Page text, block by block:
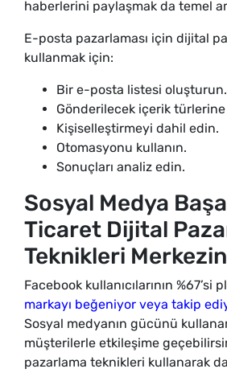
haberlerini paylaşmak da temel
E-posta pazarlaması için dijital
kullanmak için:
Bir e-posta listesi oluşturun.
Gönderilecek içerik
Kişiselleştirmeyi dahil edin.
Otomasyonu kullanın.
Sonuçları analiz edin.
Sosyal Medya
Ticaret Dijital
Teknikleri
Facebook kullanıcılarının %67’si
markayı beğeniyor veya takip
Sosyal medyanın gücünü
müşterilerle etkileşime
pazarlama teknikleri kullanarak